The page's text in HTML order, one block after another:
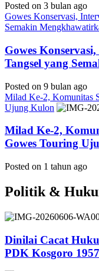
Posted on 3 bulan ago
Gowes Konservasi,
Semakin
Gowes
Tangsel yang
Posted on 9 bulan ago
Milad Ke-2, Komunitas
Ujung Kulon
Milad Ke-2,
Gowes Touring
Posted on 1 tahun ago
Politik &
Dinilai Cacat
PDK Kosgoro